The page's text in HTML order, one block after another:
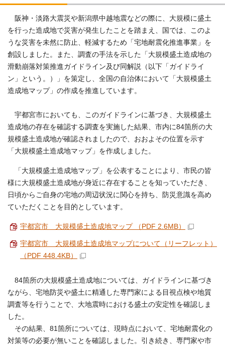
阪神・淡路大震災や新潟県中越地震などの際に、大規模に盛土
を行った造成地で災害が発生したことを踏まえ、国では、このよ
うな災害を未然に防止、軽減するため「宅地耐震化推進事業」を
創設しました。また、調査の手法を示した「大規模盛土造成地の
滑動崩落対策推進ガイドライン及び同解説（以下「ガイドライ
ン」という。）」を策定し、全国の自治体において「大規模盛土
造成地マップ」の作成を推進しています。
宇都宮市においても、このガイドラインに基づき、大規模盛土
造成地の存在を確認する調査を実施した結果、市内に84箇所の大
規模盛土造成地が確認されましたので、おおよその位置を示す
「大規模盛土造成地マップ」を作成しました。
「大規模盛土造成地マップ」を公表することにより、市民の皆
様に大規模盛土造成地が身近に存在することを知っていただき、
日頃からご自身の宅地の周辺状況に関心を持ち、防災意識を高め
ていただくことを目的としています。
宇都宮市 大規模盛土造成地マップ （PDF 2.6MB）
宇都宮市 大規模盛土造成地マップについて（リーフレット）
（PDF 448.4KB）
84箇所の大規模盛土造成地については、ガイドラインに基づき
ながら、宅地防災や盛土に精通した専門家による目視点検や地質
調査等を行うことで、大地震時における盛土の安定性を確認しま
した。
その結果、81箇所については、現時点において、宅地耐震化の
対策等の必要が無いことを確認しました。引き続き、専門家や市